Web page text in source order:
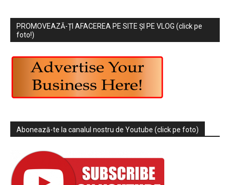
PROMOVEAZĂ-ȚI AFACEREA PE SITE ȘI PE VLOG (click pe
foto!)
Abonează-te la canalul nostru de Youtube (click pe foto)